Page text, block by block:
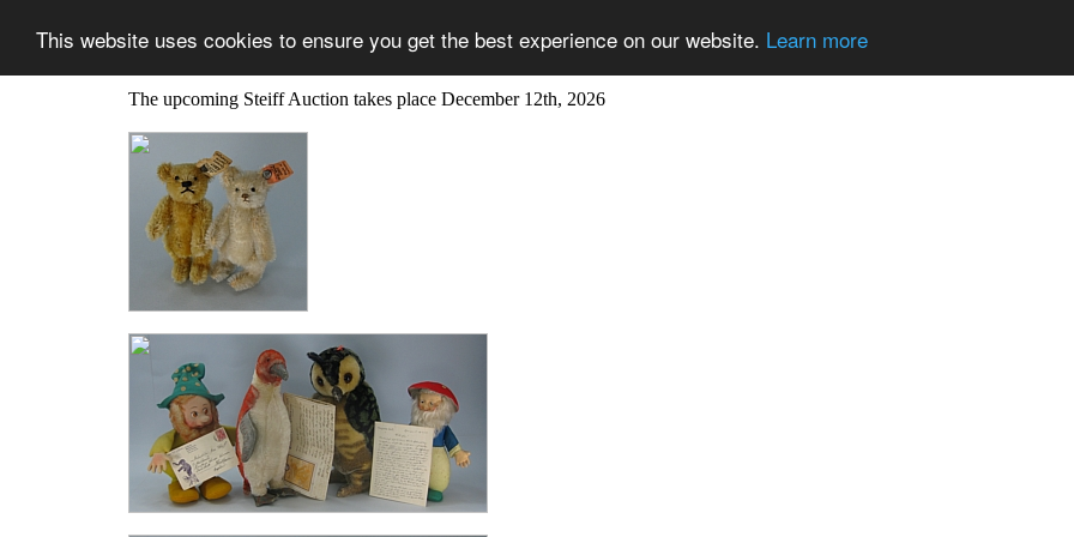
This website uses cookies to ensure you get the best experience on our website. Learn more
The upcoming Steiff Auction takes place December 12th, 2026